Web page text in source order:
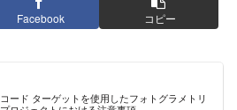
Facebook コピー
コード ターゲットを使用したフォトグラメトリ